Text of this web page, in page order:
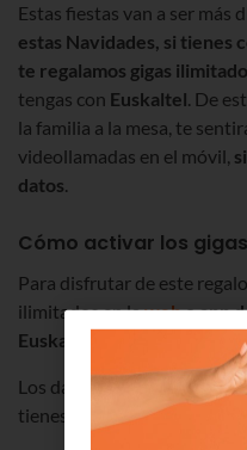
Estas fiestas van a ser más
estas Navidades, si
te regalamos gigas
tengas con Euskaltel. De
la familia a la mesa, te
videollamadas en el móvil,
datos.
Cómo activar los
Para disfrutar de este
ilimitados en lawebo app
Euskaltel hasta el 7 de enero
Los datos de regalo se
tienes contratados en tu